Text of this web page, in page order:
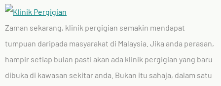
Zaman sekarang, klinik pergigian semakin mendapat
tumpuan daripada masyarakat di Malaysia. Jika anda perasan,
hampir setiap bulan pasti akan ada klinik pergigian yang baru
dibuka di kawasan sekitar anda. Bukan itu sahaja, dalam satu